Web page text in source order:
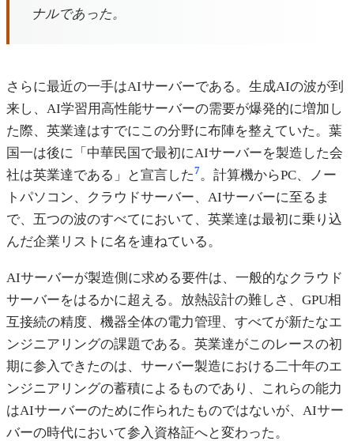
ナルであった。
さらに最近の一手はAIサーバーである。生成AIの波が到
来し、AI学習用高性能サーバーの需要が爆発的に増加し
た際、英業達はすでにこの分野に布陣を整えていた。葉
国一は後に「中華民国で最初にAIサーバーを製造した会
社は英業達である」と宣言した7。計算機からPC、ノー
トパソコン、クラウドサーバー、AIサーバーに至るま
で、五つの波のすべてにおいて、英業達は最初に乗り込
んだ企業リストに名を連ねている。
AIサーバーが製造側に求める要件は、一般的なクラウド
サーバーをはるかに超える。放熱設計の難しさ、GPU相
互接続の精度、機器全体の電力管理、すべてが新たなエ
ンジニアリングの課題である。英業達がこのレースの初
期に参入できたのは、サーバー製造における二十年のエ
ンジニアリングの蓄積によるものであり、これらの能力
はAIサーバーのために作られたものではないが、AIサー
バーの時代において参入資格証へと変わった。